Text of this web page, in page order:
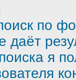
по
даёт
я